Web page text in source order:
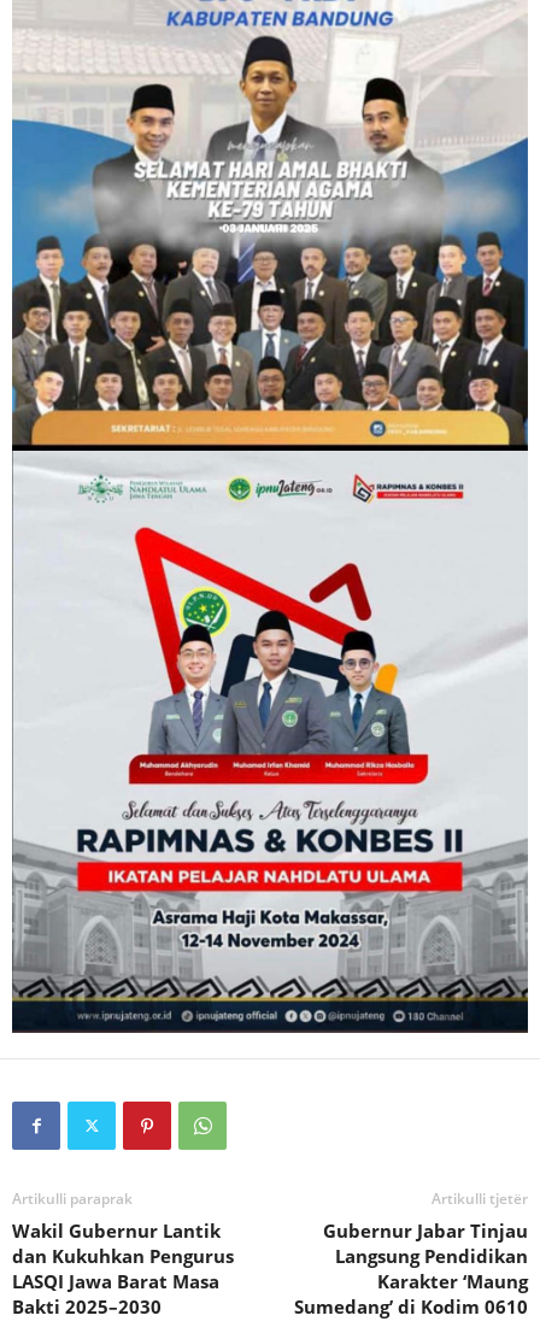
Artikulli paraprak
Wakil Gubernur Lantik
dan Kukuhkan Pengurus
LASQI Jawa Barat Masa
Bakti 2025–2030
Artikulli tjetër
Gubernur Jabar Tinjau
Langsung Pendidikan
Karakter ‘Maung
Sumedang’ di Kodim 0610